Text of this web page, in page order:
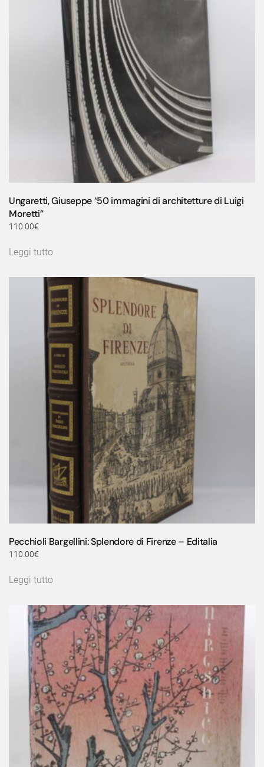
Ungaretti, Giuseppe “50 immagini di architetture di Luigi
Moretti”
110.00€
Leggi tutto
Pecchioli Bargellini: Splendore di Firenze – Editalia
110.00€
Leggi tutto